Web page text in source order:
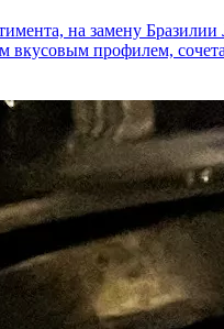
на замену
вкусовым профилем,